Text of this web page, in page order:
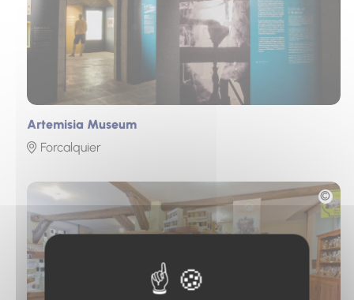
Artemisia Museum
Forcalquier
Photo